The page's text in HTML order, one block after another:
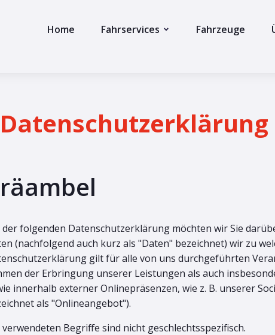
Home Fahrservices Fahrzeuge
Datenschutzerklärung
folgenden Datenschutzerklärung möchten wir Sie
(nachfolgend auch kurz als "Daten" bezeichnet) wir zu
gilt für alle von uns durchgeführten
der Erbringung unserer Leistungen als auch
innerhalb externer Onlinepräsenzen, wie z. B. unserer
als "Onlineangebot").
verwendeten Begriffe sind nicht geschlechtsspezifisch.